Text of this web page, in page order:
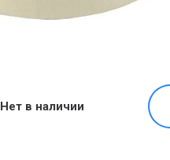
Нет в наличии